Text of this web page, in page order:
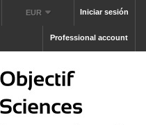
Iniciar sesión
EUR
Professional account